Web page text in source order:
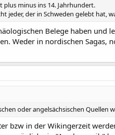
plus minus ins 14. Jahrhundert.
jeder, der in Schweden gelebt hat,
Belege haben
Weder in nordischen
oder angelsächsischen
bzw in der Wikingerzeit